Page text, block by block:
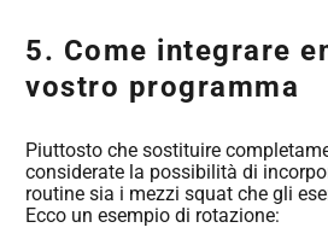
5. Come integrare
vostro programma
Piuttosto che sostituire
considerate la possibilità di
routine sia i mezzi squat che gli
Ecco un esempio di rotazione: